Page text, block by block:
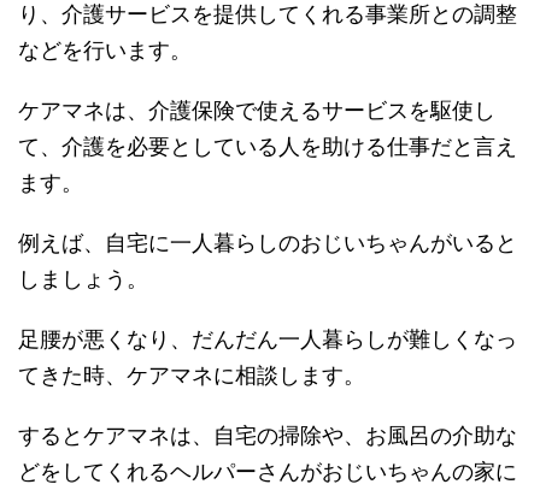
り、介護サービスを提供してくれる事業所との調整
などを行います。
ケアマネは、介護保険で使えるサービスを駆使し
て、介護を必要としている人を助ける仕事だと言え
ます。
例えば、自宅に一人暮らしのおじいちゃんがいると
しましょう。
足腰が悪くなり、だんだん一人暮らしが難しくなっ
てきた時、ケアマネに相談します。
するとケアマネは、自宅の掃除や、お風呂の介助な
どをしてくれるヘルパーさんがおじいちゃんの家に